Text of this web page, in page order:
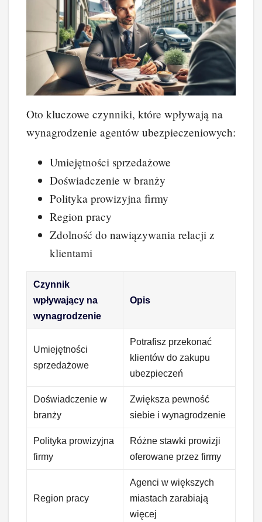
Oto kluczowe czynniki, które wpływają na
wynagrodzenie agentów ubezpieczeniowych:
Umiejętności sprzedażowe
Doświadczenie w branży
Polityka prowizyjna firmy
Region pracy
Zdolność do nawiązywania relacji z
klientami
Czynnik
wpływający na
wynagrodzenie
Opis
Umiejętności
sprzedażowe
Potrafisz przekonać
klientów do zakupu
ubezpieczeń
Doświadczenie w
branży
Zwiększa pewność
siebie i wynagrodzenie
Polityka prowizyjna
firmy
Różne stawki prowizji
oferowane przez firmy
Region pracy
Agenci w większych
miastach zarabiają
więcej